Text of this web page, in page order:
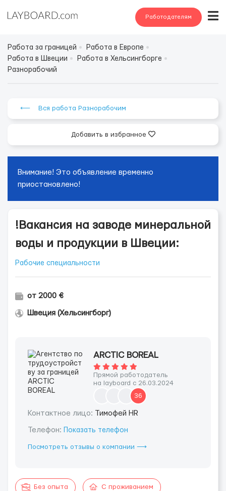
Работодателям
Работа за границей
Работа в Европе
Работа в Швеции
Работа в Хельсингборге
Разнорабочий
⟵ Вся работа Разнорабочим
Добавить в избранное
Внимание! Это объявление временно
приостановлено!
!Вакансия на заводе минеральной
воды и продукции в Швеции:
Рабочие специальности
от 2000 €
Швеция (Хельсингборг)
ARCTIC BOREAL
Прямой работодатель
на layboard с 26.03.2024
36
Контактное лицо: Тимофей HR
Телефон: Показать телефон
Посмотреть отзывы о компании ⟶
Без опыта С проживанием